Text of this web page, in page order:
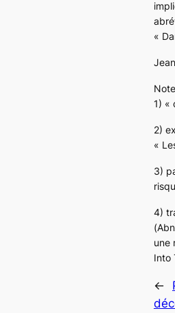
«
1) «
2)
«
3)
4)
(
une
Into
←